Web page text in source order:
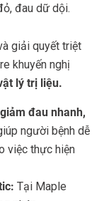
đau dữ dội.
giải quyết triệt
khuyến nghị
lý trị liệu.
đau nhanh,
người bệnh dễ
việc thực hiện
Tại Maple